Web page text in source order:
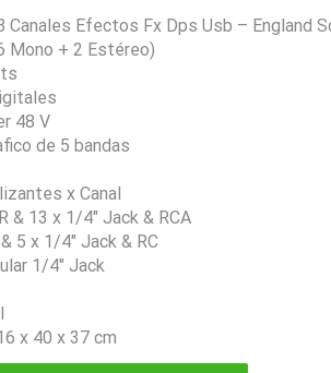
Canales Efectos Fx Dps Usb – England
Mono + 2 Estéreo)
48 V
de 5 bandas
x Canal
& 13 x 1/4″ Jack & RCA
5 x 1/4″ Jack & RC
1/4″ Jack
x 40 x 37 cm